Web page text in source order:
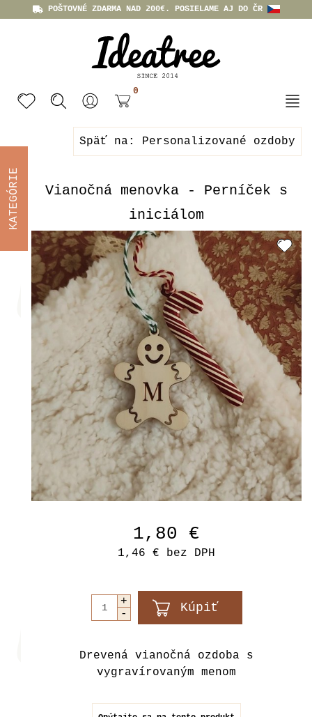
POŠTOVNÉ ZDARMA NAD 200€. POSIELAME AJ DO ČR
0
Späť na: Personalizované ozdoby
Vianočná menovka - Perníček s
iniciálom
1,80 €
1,46 € bez DPH
Drevená vianočná ozdoba s
vygravírovaným menom
KATEGÓRIE